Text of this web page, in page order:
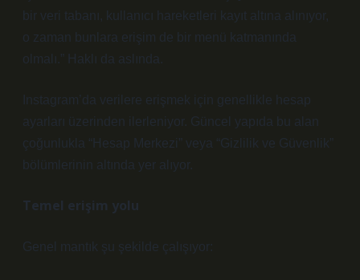
bir veri tabanı, kullanıcı hareketleri kayıt altına alınıyor,
o zaman bunlara erişim de bir menü katmanında
olmalı.” Haklı da aslında.
Instagram’da verilere erişmek için genellikle hesap
ayarları üzerinden ilerleniyor. Güncel yapıda bu alan
çoğunlukla “Hesap Merkezi” veya “Gizlilik ve Güvenlik”
bölümlerinin altında yer alıyor.
Temel erişim yolu
Genel mantık şu şekilde çalışıyor: